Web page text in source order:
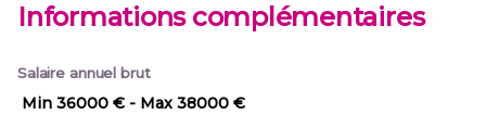
Informations complémentaires
Salaire annuel brut
Min 36000 € - Max 38000 €